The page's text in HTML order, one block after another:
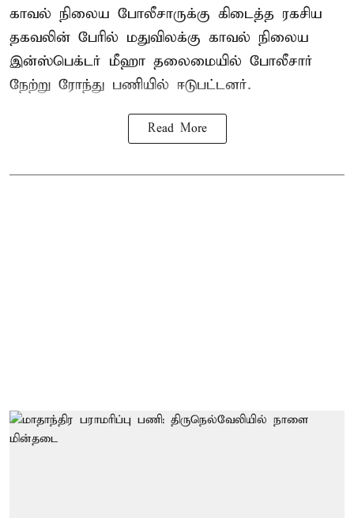
காவல் நிலைய போலீசாருக்கு கிடைத்த ரகசிய
தகவலின் பேரில் மதுவிலக்கு காவல் நிலைய
இன்ஸ்பெக்டர் மீஹா தலைமையில் போலீசார்
நேற்று ரோந்து பணியில் ஈடுபட்டனர்.
Read More